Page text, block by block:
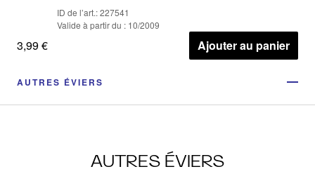
ID de l’art.: 227541
Valide à partir du : 10/2009
3,99 € Ajouter au panier
AUTRES ÉVIERS
AUTRES ÉVIERS